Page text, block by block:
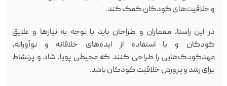
و خلاقیت‌های کودکان کمک کند.
در این راستا، معماران و طراحان باید با توجه به نیازها و علایق
کودکان و با استفاده از ایده‌های خلاقانه و نوآورانه،
مهدکودک‌هایی را طراحی کنند که محیطی پویا، شاد و پرنشاط
برای رشد و پرورش خلاقیت کودکان باشد.